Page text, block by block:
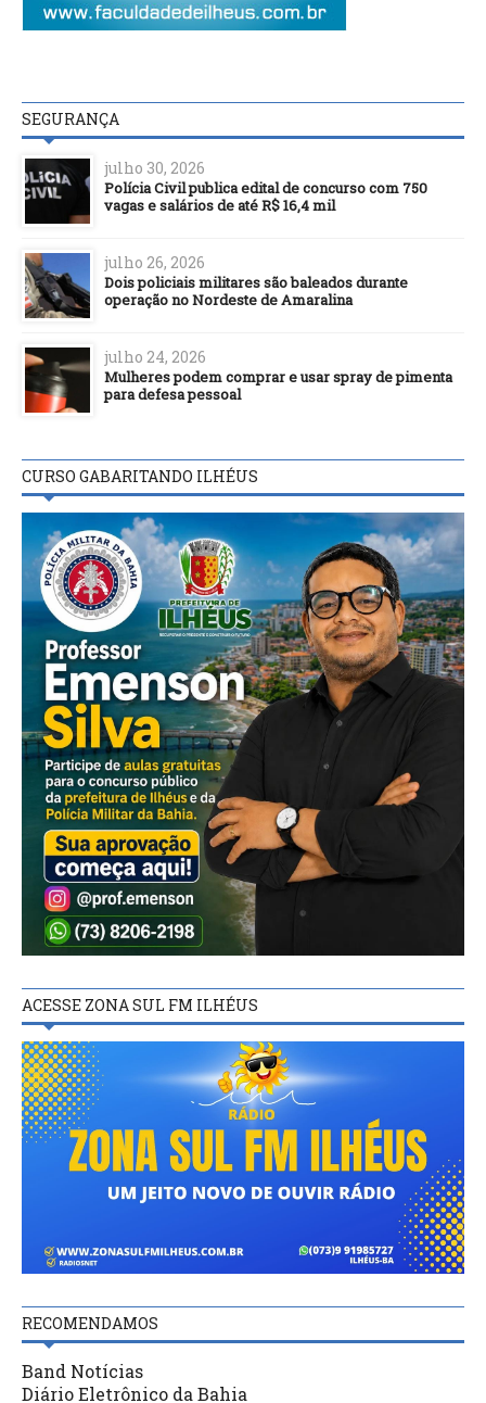
SEGURANÇA
julho 30, 2026
Polícia Civil publica edital de concurso com 750
vagas e salários de até R$ 16,4 mil
julho 26, 2026
Dois policiais militares são baleados durante
operação no Nordeste de Amaralina
julho 24, 2026
Mulheres podem comprar e usar spray de pimenta
para defesa pessoal
CURSO GABARITANDO ILHÉUS
ACESSE ZONA SUL FM ILHÉUS
RECOMENDAMOS
Band Notícias
Diário Eletrônico da Bahia